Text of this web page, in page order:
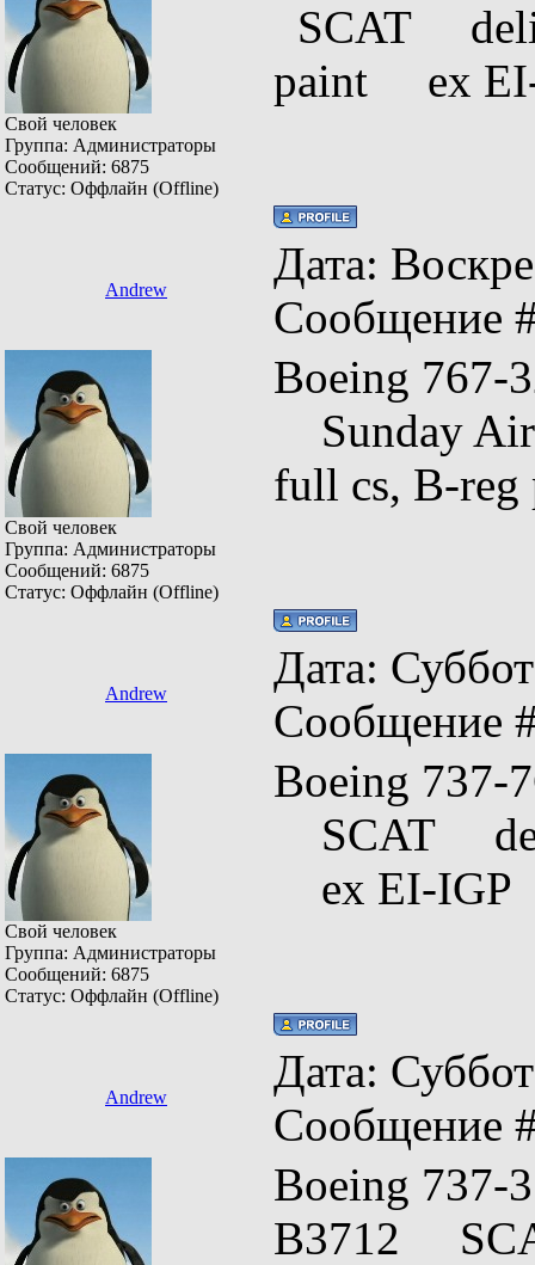
Свой человек
Группа: Администраторы
Сообщений: 6875
Статус: Оффлайн (Offline)
SCAT
paint ex
Andrew
Дата:
Сообщение
Свой человек
Группа: Администраторы
Сообщений: 6875
Статус: Оффлайн (Offline)
Boeing
Sunday
full cs, B-
Andrew
Дата:
Сообщение
Свой человек
Группа: Администраторы
Сообщений: 6875
Статус: Оффлайн (Offline)
Boeing
SCAT
ex EI-IGP
Andrew
Дата:
Сообщение
Boeing
B3712